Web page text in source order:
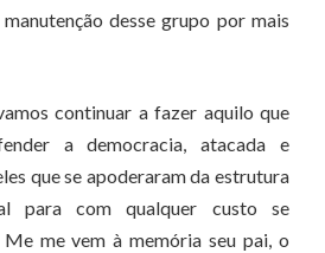
desse grupo por mais
continuar a fazer aquilo que
a democracia, atacada e
que se apoderaram da estrutura
para com qualquer custo se
me vem à memória seu pai, o